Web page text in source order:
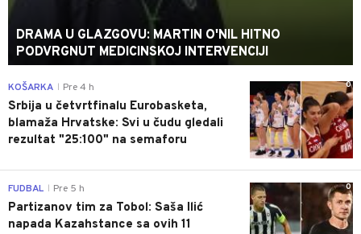
DRAMA U GLAZGOVU: MARTIN O'NIL HITNO
PODVRGNUT MEDICINSKOJ INTERVENCIJI
0
KOŠARKA Pre 4 h
Srbija u četvrtfinalu Eurobasketa,
blamaža Hrvatske: Svi u čudu gledali
rezultat "25:100" na semaforu
0
FUDBAL Pre 5 h
Partizanov tim za Tobol: Saša Ilić
napada Kazahstance sa ovih 11